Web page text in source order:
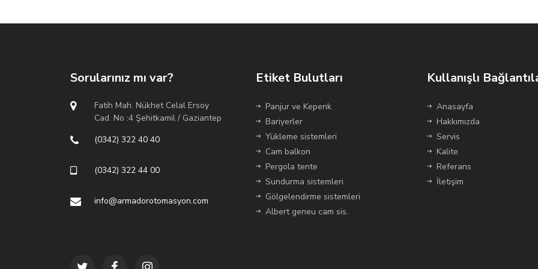
Sorularınız mı var?
Fatih Mah. Nükhet Celal Ersoy
Cad. No :4 Şehitkamil / Gaziantep
(0342) 322 40 40
(0342) 322 44 00
info@armadorotomasyon.com
Etiket Bulutları
Panjur ve Kepenk
Bariyerler
Yükleme sistemleri
Cam balkon
Pergola tente
Sundurma sistemleri
Gölgelendirme sistemleri
Albert geneu cam sis.
Kullanışlı
Anasayfa
Hakkımızda
Servis
Kalite
Referans
İletişim